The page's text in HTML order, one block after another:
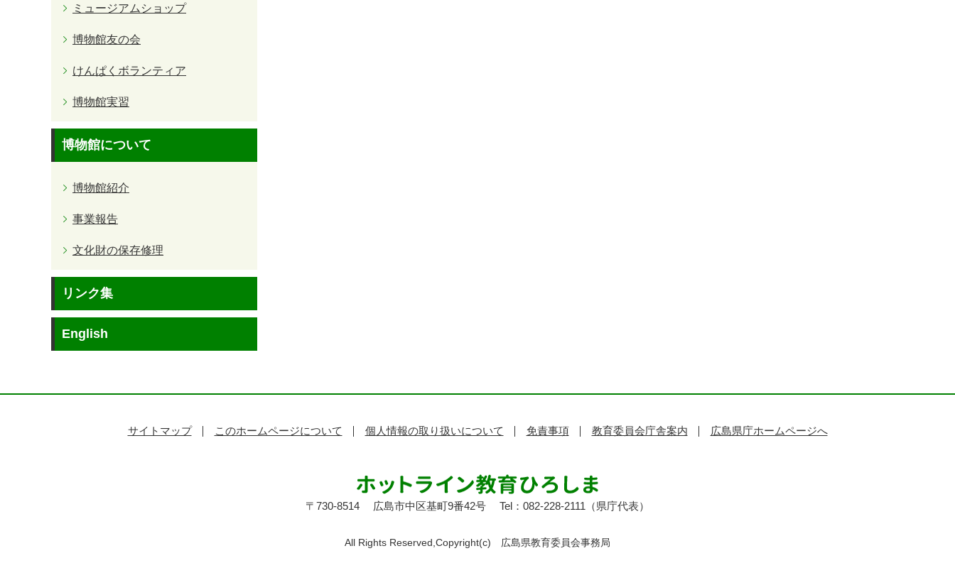
ミュージアムショップ
博物館友の会
けんぱくボランティア
博物館実習
博物館について
博物館紹介
事業報告
文化財の保存修理
リンク集
English
サイトマップ このホームページについて 個人情報の取り扱いについて 免責事項 教育委員会庁舎案内 広島県庁ホームページへ
〒730-8514 広島市中区基町9番42号 Tel：082-228-2111（県庁代表）
All Rights Reserved,Copyright(c) 広島県教育委員会事務局